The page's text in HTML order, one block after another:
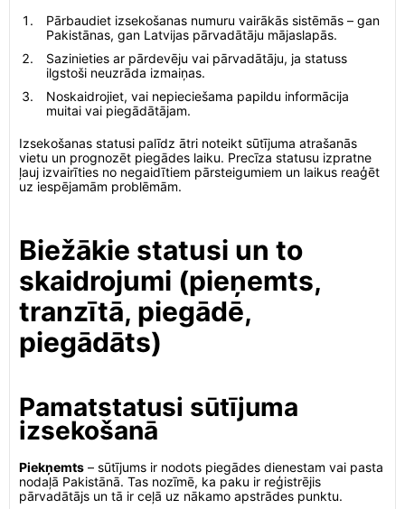
Pārbaudiet izsekošanas numuru vairākās sistēmās – gan
Pakistānas, gan Latvijas pārvadātāju mājaslapās.
Sazinieties ar pārdevēju vai pārvadātāju, ja statuss
ilgstoši neuzrāda izmaiņas.
Noskaidrojiet, vai nepieciešama papildu informācija
muitai vai piegādātājam.
Izsekošanas statusi palīdz ātri noteikt sūtījuma atrašanās
vietu un prognozēt piegādes laiku. Precīza statusu izpratne
ļauj izvairīties no negaidītiem pārsteigumiem un laikus reaģēt
uz iespējamām problēmām.
Biežākie statusi un to
skaidrojumi (pieņemts,
tranzītā, piegādē,
piegādāts)
Pamatstatusi sūtījuma
izsekošanā
Piekņemts – sūtījums ir nodots piegādes dienestam vai pasta
nodaļā Pakistānā. Tas nozīmē, ka paku ir reģistrējis
pārvadātājs un tā ir ceļā uz nākamo apstrādes punktu.